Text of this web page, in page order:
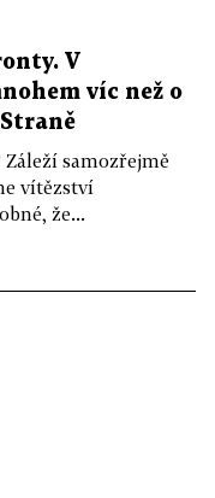
V
víc než o
samozřejmě
vítězství
že...